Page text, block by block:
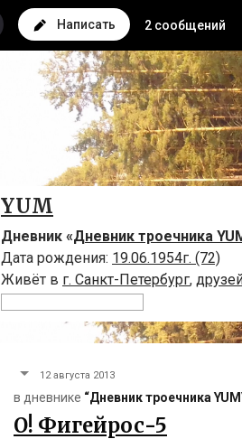
Написать 2 сообщений
YUM
Дневник «Дневник троечника
Дата рождения: 19.06.1954г. (72)
Живёт в г. Санкт-Петербург,
12 августа 2013
в дневнике “Дневник троечника
О! Фигейрос-5